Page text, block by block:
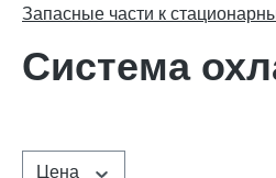
Запасные части к
Система
Цена